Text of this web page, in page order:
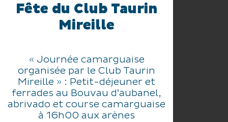
Fête du Club Taurin
Mireille
« Journée camarguaise
organisée par le Club Taurin
Mireille » : Petit-déjeuner et
ferrades au Bouvau d’aubanel,
abrivado et course camarguaise
à 16h00 aux arènes